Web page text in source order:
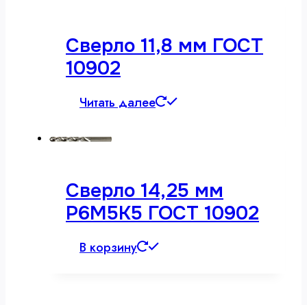
Сверло 11,8 мм ГОСТ
10902
Читать далее
Сверло 14,25 мм
Р6М5К5 ГОСТ 10902
В корзину